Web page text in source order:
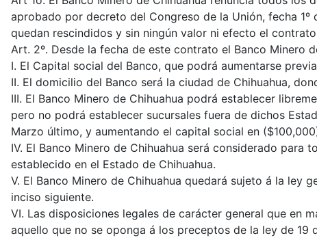
aprobado por decreto del Congreso de la Unión, fecha
quedan rescindidos y sin ningún valor ni efecto el
Art. 2º. Desde la fecha de este contrato el Banco Minero
I. El Capital social del Banco, que podrá aumentarse
II. El domicilio del Banco será la ciudad de Chihuahua,
III. El Banco Minero de Chihuahua podrá establecer
pero no podrá establecer sucursales fuera de dichos
Marzo último, y aumentando el capital social en
IV. El Banco Minero de Chihuahua será considerado
establecido en el Estado de Chihuahua.
V. El Banco Minero de Chihuahua quedará sujeto á la ley
inciso siguiente.
VI. Las disposiciones legales de carácter general que en
aquello que no se oponga á los preceptos de la ley de